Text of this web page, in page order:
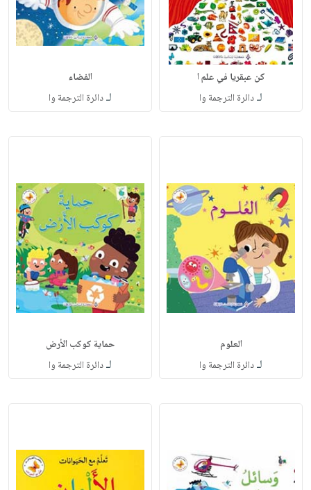
كن عبقريا في علم ا
لـدائرة الترجمة وا
الفضاء
لـدائرة الترجمة وا
العلوم
لـدائرة الترجمة وا
حماية كوكب الأرض
لـدائرة الترجمة وا